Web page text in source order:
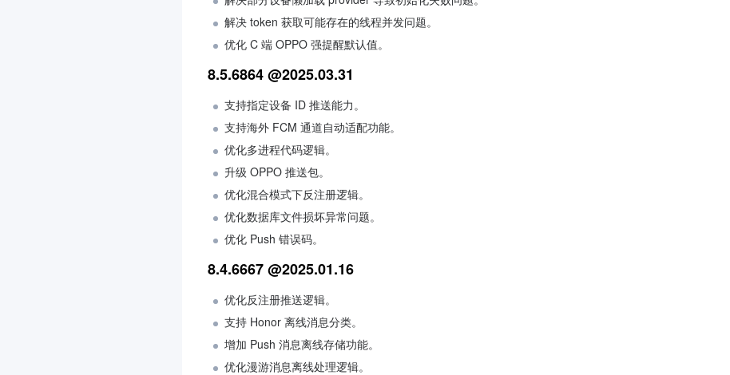
解决 token 获取可能存在的线程并发问题。
优化 C 端 OPPO 强提醒默认值。
8.5.6864 @2025.03.31
支持指定设备 ID 推送能力。
支持海外 FCM 通道自动适配功能。
优化多进程代码逻辑。
升级 OPPO 推送包。
优化混合模式下反注册逻辑。
优化数据库文件损坏异常问题。
优化 Push 错误码。
8.4.6667 @2025.01.16
优化反注册推送逻辑。
支持 Honor 离线消息分类。
增加 Push 消息离线存储功能。
优化漫游消息离线处理逻辑。